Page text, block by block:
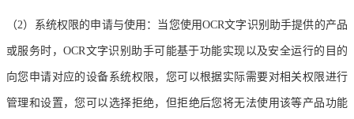
（2）系统权限的申请与使用：当您使用OCR文字识别助手提供的产品
或服务时，OCR文字识别助手可能基于功能实现以及安全运行的目的
向您申请对应的设备系统权限，您可以根据实际需要对相关权限进行
管理和设置，您可以选择拒绝，但拒绝后您将无法使用该等产品功能